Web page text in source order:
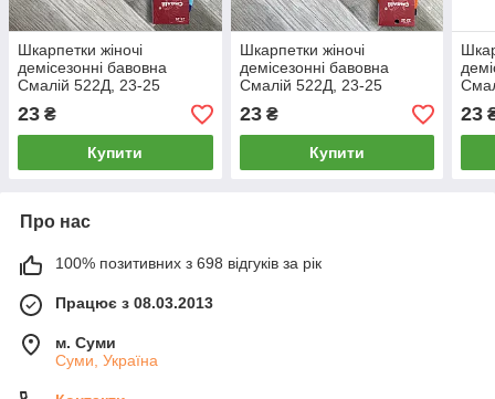
Шкарпетки жіночі
демісезонні бавовна
Смалій 522Д, 23-25
розмір, 14029
23 ₴
Купити
Шкарпетки жіночі
демісезонні бавовна
Смалій 522Д, 23-25
розмір, 14028
23₴
Купити
23
Про нас
100% позитивних з 698 відгуків за рік
Працює з 08.03.2013
м. Суми
Суми, Україна